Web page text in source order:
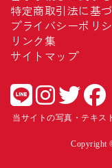
特定商取引法に基
プライバシーポリ
リンク集
サイトマップ
当サイトの写真・テキス
Copyright